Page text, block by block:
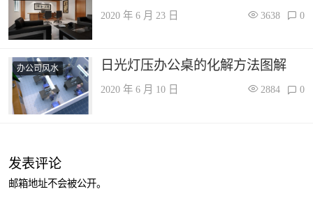
2020 年 6 月 23 日 3638 0
办公司风水 日光灯压办公桌的化解方法图解
2020 年 6 月 10 日 2884 0
发表评论
邮箱地址不会被公开。